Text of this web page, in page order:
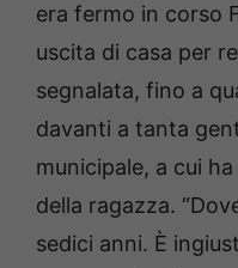
era fermo in corso
uscita di casa per
segnalata, fino a
davanti a tanta
municipale, a cui
della ragazza.
sedici anni. È